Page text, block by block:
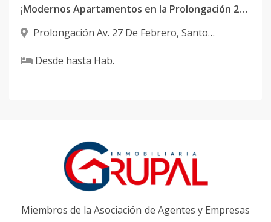
¡Modernos Apartamentos en la Prolongación 27 a pasos de Occidental Mall!
Prolongación Av. 27 De Febrero, Santo
Desde hasta Hab.
Miembros de la Asociación de Agentes y Empresas